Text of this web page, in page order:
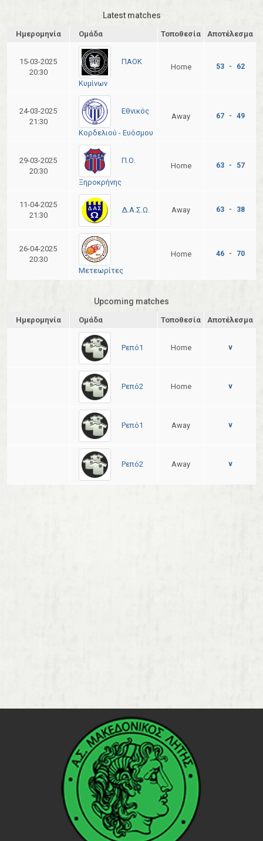
Latest matches
Ημερομηνία Ομάδα Τοποθεσία Αποτέλεσμα
15-03-2025
20:30
ΠΑΟΚ
Κυμίνων
Home 53 - 62
24-03-2025
21:30
Εθνικός
Κορδελιού - Ευόσμου
Away 67 - 49
29-03-2025
20:30
Π.Ο.
Ξηροκρήνης
Home 63 - 57
11-04-2025
21:30
Δ.Α.Σ.Ω. Away 63 - 38
26-04-2025
20:30
Μετεωρίτες
Home 46 - 70
Upcoming matches
Ημερομηνία Ομάδα Τοποθεσία Αποτέλεσμα
Ρεπό1 Home v
Ρεπό2 Home v
Ρεπό1 Away v
Ρεπό2 Away v